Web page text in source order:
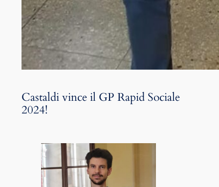
Castaldi vince il GP Rapid Sociale
2024!